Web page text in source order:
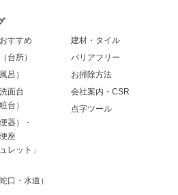
すすめ
台所）
呂）
面台
台）
器）・
座
レット」
口・水道）
建材・タイル
バリアフリー
お掃除方法
会社案内・CSR
点字ツール